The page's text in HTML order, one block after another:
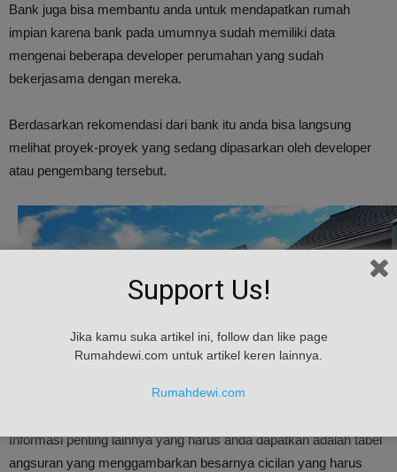
Bank juga bisa membantu anda untuk mendapatkan rumah
impian karena bank pada umumnya sudah memiliki data
mengenai beberapa developer perumahan yang sudah
bekerjasama dengan mereka.
Berdasarkan rekomendasi dari bank itu anda bisa langsung
melihat proyek-proyek yang sedang dipasarkan oleh developer
atau pengembang tersebut.
Informasi penting lainnya yang harus anda dapatkan adalah tabel
angsuran yang menggambarkan besarnya cicilan yang harus
Support Us!
Jika kamu suka artikel ini, follow dan like page
Rumahdewi.com untuk artikel keren lainnya.
Rumahdewi.com